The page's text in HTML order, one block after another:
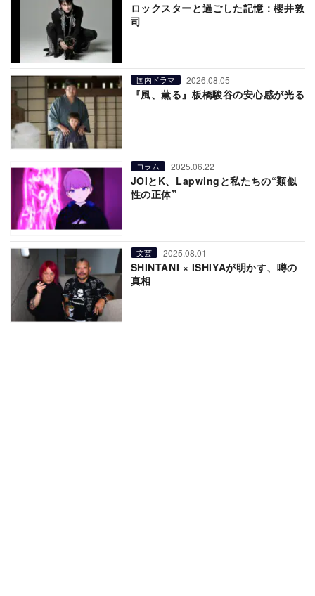
ロックスターと過ごした記憶：櫻井敦
司
国内ドラマ 2026.08.05
『風、薫る』板橋駿谷の安心感が光る
コラム 2025.06.22
JOIとK、Lapwingと私たちの“類似
性の正体”
文芸 2025.08.01
SHINTANI × ISHIYAが明かす、噂の
真相